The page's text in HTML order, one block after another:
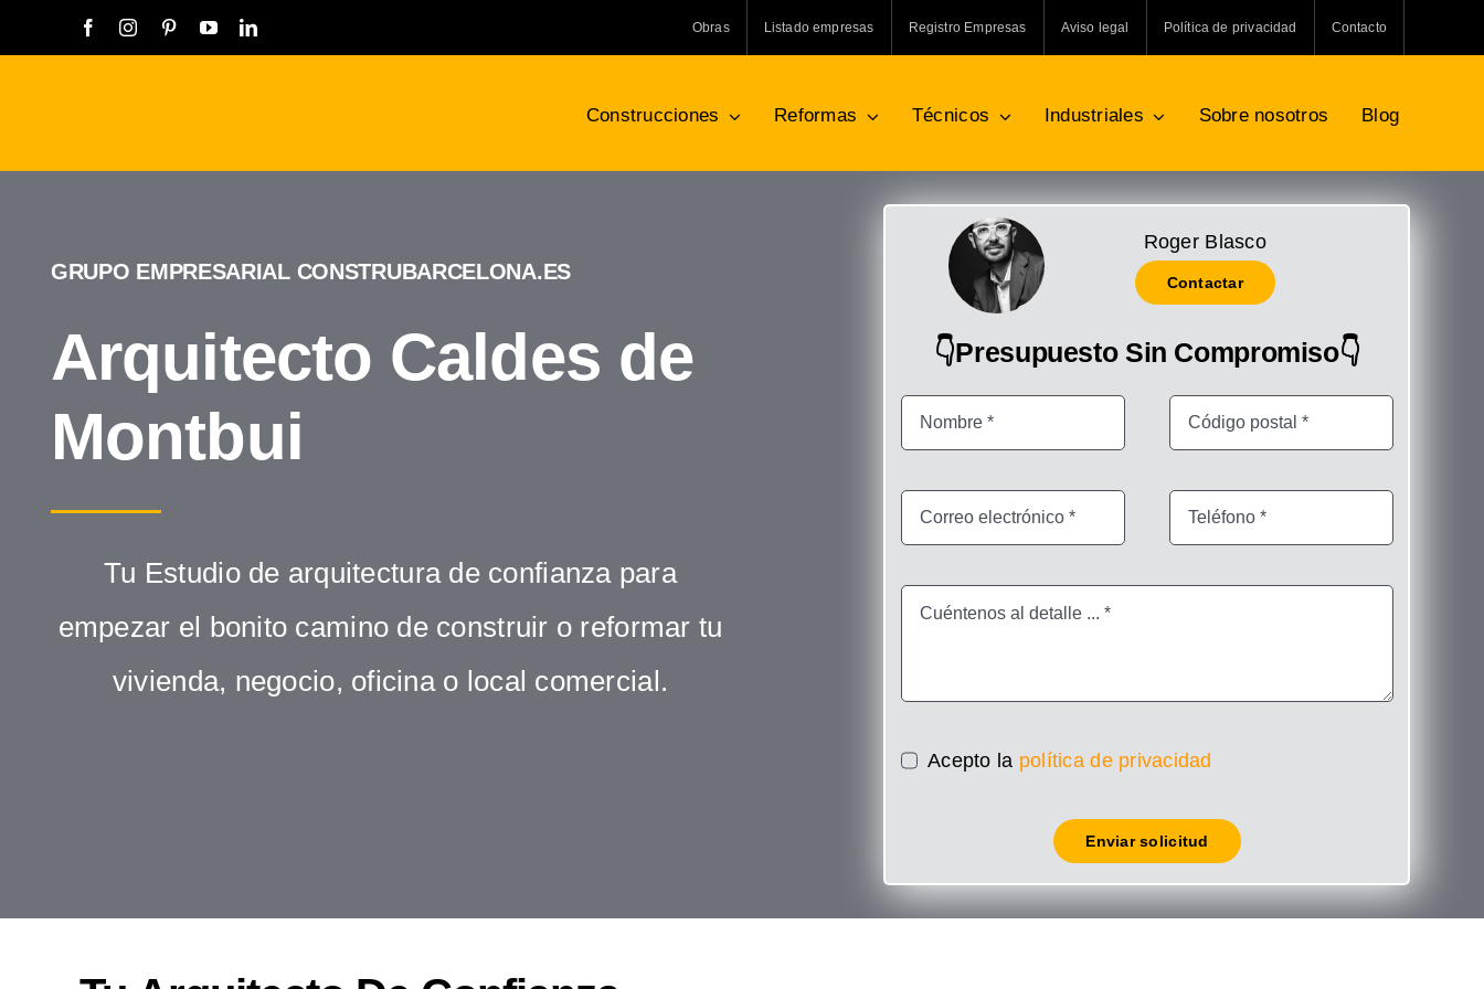
al
Obras Listado empresas Registro Empresas Aviso legal Política de privacidad Contacto
Construcciones Reformas Técnicos Industriales Sobre nosotros Blog
GRUPO EMPRESARIAL CONSTRUBARCELONA.ES
Arquitecto Caldes de
Montbui
Tu Estudio de arquitectura de confianza para
empezar el bonito camino de construir o reformar tu
vivienda, negocio, oficina o local comercial.
Roger Blasco
Contactar
👇Presupuesto Sin Compromiso👇
Acepto la política de privacidad
Enviar solicitud